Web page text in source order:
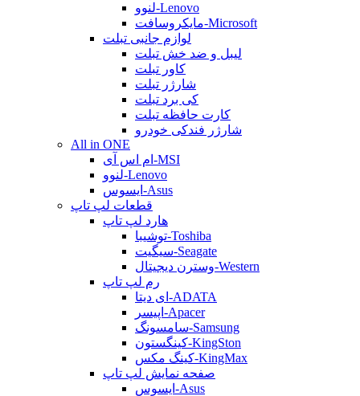
لنوو-Lenovo
مایکروسافت-Microsoft
لوازم جانبی تبلت
لیبل و ضد خش تبلت
کاور تبلت
شارژر تبلت
کی برد تبلت
کارت حافظه تبلت
شارژر فندکی خودرو
All in ONE
ام اس آی-MSI
لنوو-Lenovo
ایسوس-Asus
قطعات لپ تاپ
هارد لپ تاپ
توشیبا-Toshiba
سیگیت-Seagate
وسترن دیجیتال-Western
رم لپ تاپ
ای دیتا-ADATA
اپیسر-Apacer
سامسونگ-Samsung
کینگستون-KingSton
کینگ مکس-KingMax
صفحه نمایش لپ تاپ
ایسوس-Asus